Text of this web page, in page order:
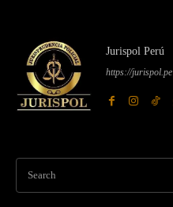
Jurispol Perú
https://jurispol.pe
Search